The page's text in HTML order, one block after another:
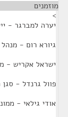
מוזמנים
>
יערה למברגר -
גיורא רום -
ישראל אקריש -
פוול גרנדל -
אודי גילאי -